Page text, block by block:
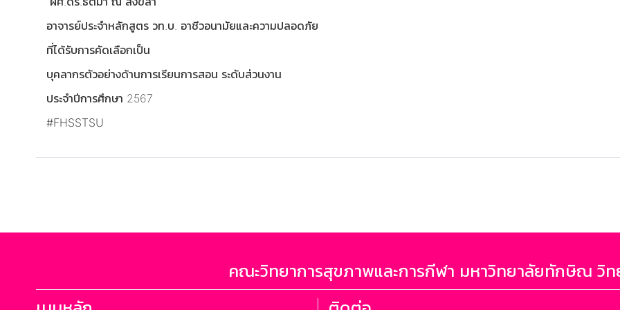
อาจารย์ประจำหลักสูตร วท.บ. อาชีวอนามัยและความปลอดภัย
ที่ได้รับการคัดเลือกเป็น
บุคลากรตัวอย่างด้านการเรียนการสอน ระดับส่วนงาน
ประจำปีการศึกษา 2567
#FHSSTSU
คณะวิทยาการสุขภาพและการกีฬา มหาวิทยาลัยทักษิณ วิท